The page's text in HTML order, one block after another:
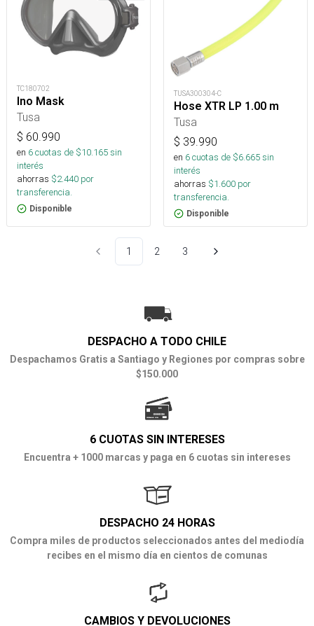
TC180702
Ino Mask
Tusa
$ 60.990
en 6cuotas de $10.165sin
interés
ahorras $2.440 por
transferencia.
Disponible
TUSA300304-C
Hose XTR LP 1.00 m
Tusa
$ 39.990
en 6cuotas de $6.665sin
interés
ahorras $1.600 por
transferencia.
Disponible
1 2 3
DESPACHO A TODO CHILE
Despachamos Gratis a Santiago y Regiones por compras sobre
$150.000
6 CUOTAS SIN INTERESES
Encuentra + 1000 marcas y paga en 6 cuotas sin intereses
DESPACHO 24 HORAS
Compra miles de productos seleccionados antes del mediodía
recibes en el mismo día en cientos de comunas
CAMBIOS Y DEVOLUCIONES